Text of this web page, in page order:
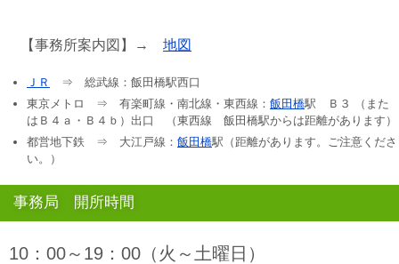
【事務所案内図】→ 地図
ＪＲ
⇒ 総武線：飯田橋駅西口
東京メトロ ⇒ 有楽町線・南北線・東西線： 飯田橋駅 Ｂ３ （また
はＢ４ａ・Ｂ４ｂ）出口 （東西線 飯田橋駅からは距離があります）
都営地下鉄 ⇒ 大江戸線： 飯田橋駅（距離があります。ご注意くださ
い。）
事務局 開所時間
10：00～19：00（火～土曜日）